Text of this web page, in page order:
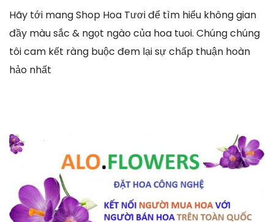
Hãy tới mang Shop Hoa Tươi để tìm hiểu không gian
đầy màu sắc & ngọt ngào của hoa tuoi. Chúng chúng
tôi cam kết ràng buộc đem lại sự chấp thuận hoàn
hảo nhất